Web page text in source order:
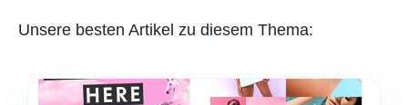
Unsere besten Artikel zu diesem Thema: